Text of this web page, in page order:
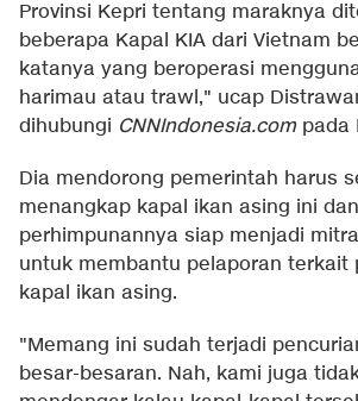
Provinsi Kepri tentang maraknya
beberapa Kapal KIA dari Vietnam
katanya yang beroperasi
harimau atau trawl," ucap
dihubungi CNNIndonesia.compada
Dia mendorong pemerintah harus
menangkap kapal ikan asing ini dan
perhimpunannya siap menjadi
untuk membantu pelaporan terkait
kapal ikan asing.
"Memang ini sudah terjadi
besar-besaran. Nah, kami juga